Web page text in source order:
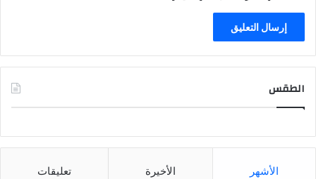
الطقس
الأشهر الأخيرة تعليقات